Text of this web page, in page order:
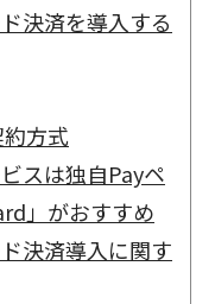
決済を導入する
方式
スは独自Payペ
」がおすすめ
決済導入に関す